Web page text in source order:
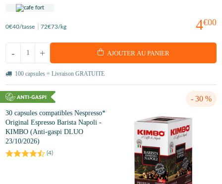
4€00
0€40/tasse 72€73/kg
+
- AJOUTER AU PANIER
100 capsules = Livraison GRATUITE
- 30 %
30 capsules compatibles Nespresso*
Original Espresso Barista Napoli -
KIMBO (Anti-gaspi DLUO
23/10/2026)
(4)